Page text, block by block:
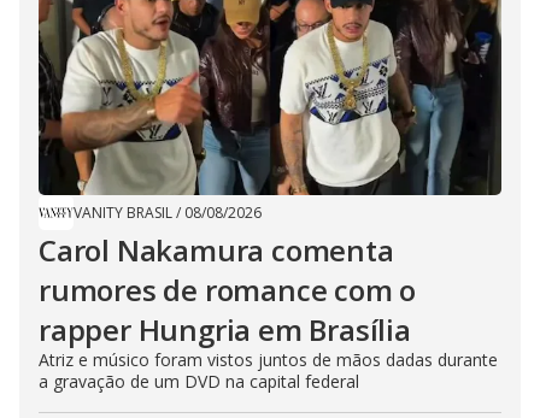
VANITY BRASIL/ 08/08/2026
Carol Nakamura comenta
rumores de romance com o
rapper Hungria em Brasília
Atriz e músico foram vistos juntos de mãos dadas durante
a gravação de um DVD na capital federal